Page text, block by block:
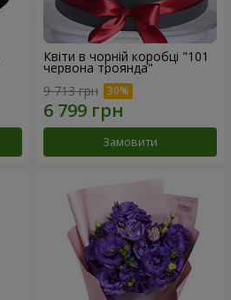
Квіти в чорній коробці "101
червона троянда"
9 713 грн
Замовити